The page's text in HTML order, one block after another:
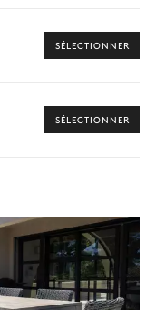
votre séjour.
SÉLECTIONNER
SÉLECTIONNER